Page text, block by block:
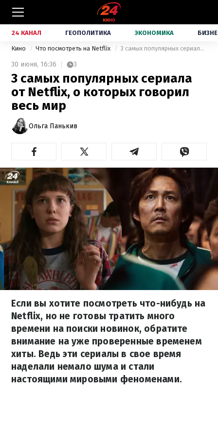
24 КАНАЛ ГЕОПОЛИТИКА ЭКОНОМИКА
Кино Что посмотреть на Netflix 3 самых популярных сериала от Netflix, о которых говорил весь мир
30 июня, 16:36 3
3 самых популярных сериала
от Netflix, о которых говорил
весь мир
Ольга Панькив
Если вы хотите посмотреть что-нибудь на
Netflix, но не готовы тратить много
времени на поиски новинок, обратите
внимание на уже проверенные временем
хиты. Ведь эти сериалы в свое время
наделали немало шума и стали
настоящими мировыми феноменами.